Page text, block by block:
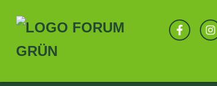
SPRINGEN
KONTAKT
Verband Garten-, Landschafts-